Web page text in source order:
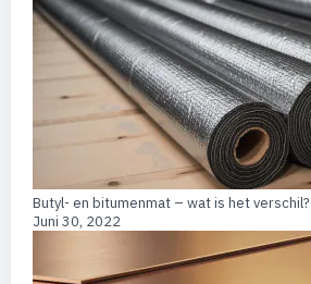
Butyl- en bitumenmat – wat is het verschil?
Juni 30, 2022